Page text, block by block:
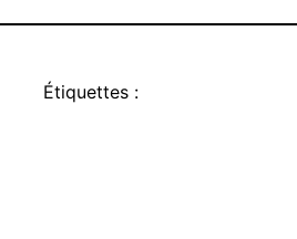
Étiquettes :